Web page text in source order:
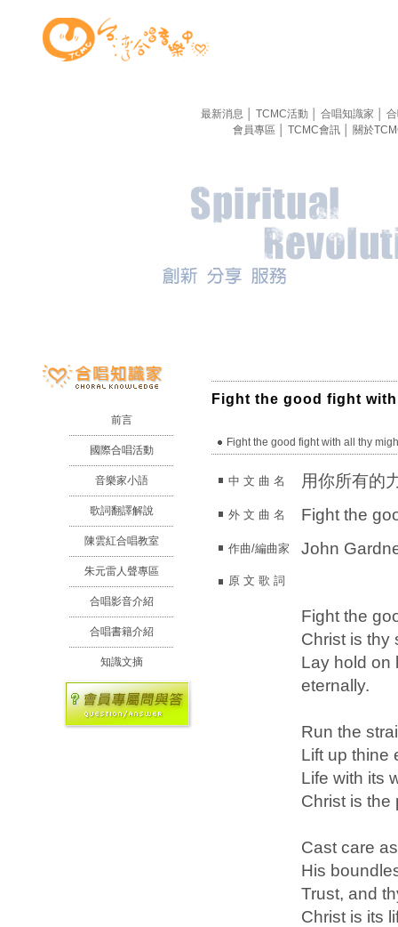
最新消息 TCMC活動 合唱知識家
會員專區
TCMC會訊 關於
前言
國際合唱活動
音樂家小語
歌詞翻譯解說
陳雲紅合唱教室
朱元雷人聲專區
合唱影音介紹
合唱書籍介紹
知識文摘
Fight the good fight
Fight the good fight with all thy
中 文 曲 名 用你所有的
外 文 曲 名 Fight the
作曲/編曲家 John
原 文 歌 詞
Fight the
Christ is thy
Lay hold on
eternally.
Run the
Lift up thine
Life with its
Christ is the
Cast care
His
Trust, and
Christ is its